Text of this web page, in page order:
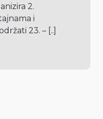
2.
i
23. – [..]